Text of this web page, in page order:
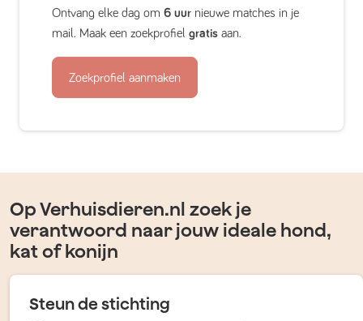
Ontvang elke dag om 6 uur nieuwe matches in je
mail. Maak een zoekprofiel gratis aan.
Zoekprofiel aanmaken
Op Verhuisdieren.nl zoek je
verantwoord naar jouw ideale hond,
kat of konijn
Steun de stichting